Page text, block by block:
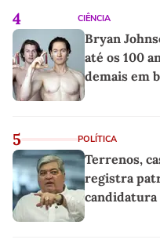
4 CIÊNCIA
Bryan
até os 100
demais em
5 POLÍTICA
Terrenos,
registra
candidatura